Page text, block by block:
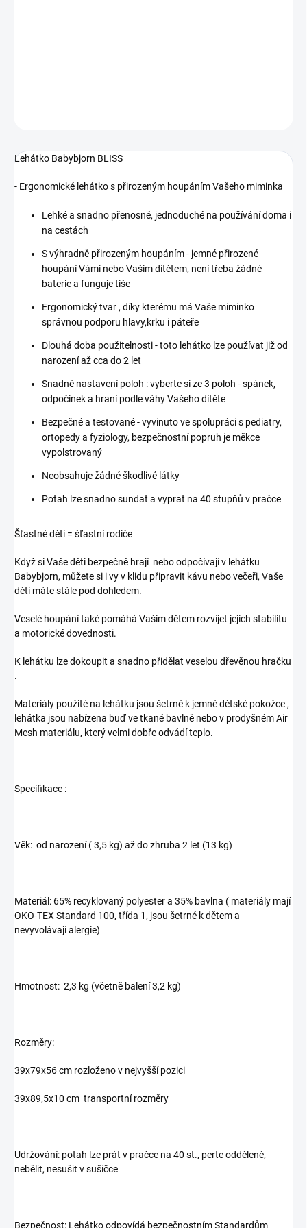
Lehátko Babybjorn BLISS
- Ergonomické lehátko s přirozeným houpáním Vašeho miminka
Lehké a snadno přenosné, jednoduché na používání doma i
na cestách
S výhradně přirozeným houpáním - jemné přirozené
houpání Vámi nebo Vašim dítětem, není třeba žádné
baterie a funguje tiše
Ergonomický tvar , díky kterému má Vaše miminko
správnou podporu hlavy,krku i páteře
Dlouhá doba použitelnosti - toto lehátko lze používat již od
narození až cca do 2 let
Snadné nastavení poloh : vyberte si ze 3 poloh - spánek,
odpočinek a hraní podle váhy Vašeho dítěte
Bezpečné a testované - vyvinuto ve spolupráci s pediatry,
ortopedy a fyziology, bezpečnostní popruh je měkce
vypolstrovaný
Neobsahuje žádné škodlivé látky
Potah lze snadno sundat a vyprat na 40 stupňů v pračce
Šťastné děti = šťastní rodiče
Když si Vaše děti bezpečně hrají nebo odpočívají v lehátku
Babybjorn, můžete si i vy v klidu připravit kávu nebo večeři, Vaše
děti máte stále pod dohledem.
Veselé houpání také pomáhá Vašim dětem rozvíjet jejich stabilitu
a motorické dovednosti.
K lehátku lze dokoupit a snadno přidělat veselou dřevěnou hračku
.
Materiály použité na lehátku jsou šetrné k jemné dětské pokožce ,
lehátka jsou nabízena buď ve tkané bavlně nebo v prodyšném Air
Mesh materiálu, který velmi dobře odvádí teplo.
Specifikace :
Věk: od narození ( 3,5 kg) až do zhruba 2 let (13 kg)
Materiál: 65% recyklovaný polyester a 35% bavlna ( materiály mají
OKO-TEX Standard 100, třída 1, jsou šetrné k dětem a
nevyvolávají alergie)
Hmotnost: 2,3 kg (včetně balení 3,2 kg)
Rozměry:
39x79x56 cm rozloženo v nejvyšší pozici
39x89,5x10 cm transportní rozměry
Udržování: potah lze prát v pračce na 40 st., perte odděleně,
nebělit, nesušit v sušičce
Bezpečnost: Lehátko odpovídá bezpečnostním Standardům